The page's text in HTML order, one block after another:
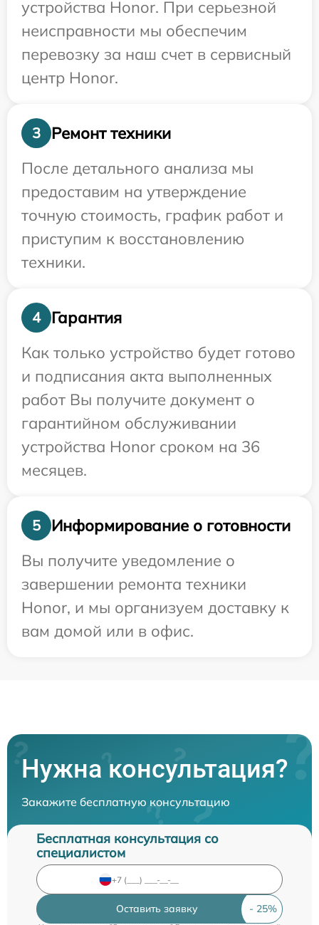
устройства Honor. При серьезной
неисправности мы обеспечим
перевозку за наш счет в сервисный
центр Honor.
3
Ремонт техники
После детального анализа мы
предоставим на утверждение
точную стоимость, график работ и
приступим к восстановлению
техники.
4
Гарантия
Как только устройство будет готово
и подписания акта выполненных
работ Вы получите документ о
гарантийном обслуживании
устройства Honor сроком на 36
месяцев.
5
Информирование о готовности
Вы получите уведомление о
завершении ремонта техники
Honor, и мы организуем доставку к
вам домой или в офис.
Нужна консультация?
Закажите бесплатную консультацию
Бесплатная консультация со
специалистом
Оставить заявку